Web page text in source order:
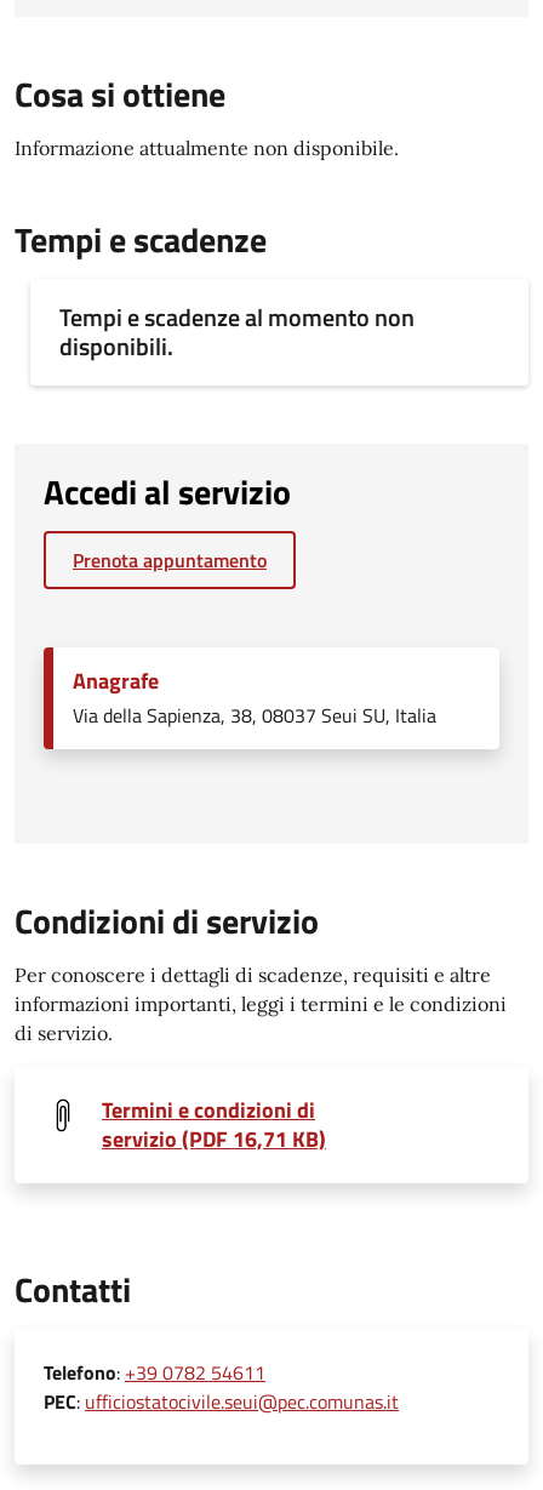
Cosa si ottiene
Informazione attualmente non disponibile.
Tempi e scadenze
Tempi e scadenze al momento non
disponibili.
Accedi al servizio
Prenota appuntamento
Anagrafe
Via della Sapienza, 38, 08037 Seui SU, Italia
Condizioni di servizio
Per conoscere i dettagli di scadenze, requisiti e altre
informazioni importanti, leggi i termini e le condizioni
di servizio.
Termini e condizioni di
servizio (PDF 16,71 KB)
Contatti
Telefono: +39 0782 54611
PEC: ufficiostatocivile.seui@pec.comunas.it